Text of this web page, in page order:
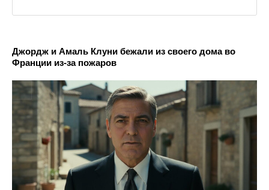
Джордж и Амаль Клуни бежали из своего дома во
Франции из-за пожаров